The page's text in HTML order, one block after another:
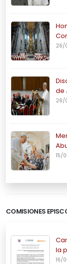
26/
de
26/
15/
COMISIONES
la
16/